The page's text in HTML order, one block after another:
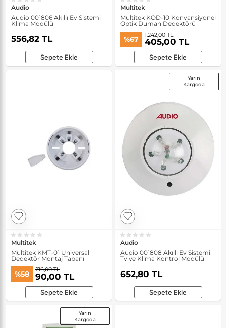
Audio
Audio 001806 Akıllı Ev Sistemi
Klima Modülü
556,82 TL
Sepete Ekle
Multitek
Multitek KOD-10 Konvansiyonel
Optik Duman Dedektörü
%67 1.242,00 TL
405,00 TL
Sepete Ekle
Multitek
Multitek KMT-01 Universal
Dedektör Montaj Tabanı
%58 216,00 TL
90,00 TL
Sepete Ekle
Yarın
Kargoda
Audio
Audio 001808 Akıllı Ev Sistemi
Tv ve Klima Kontrol Modülü
652,80 TL
Sepete Ekle
Yarın
Kargoda